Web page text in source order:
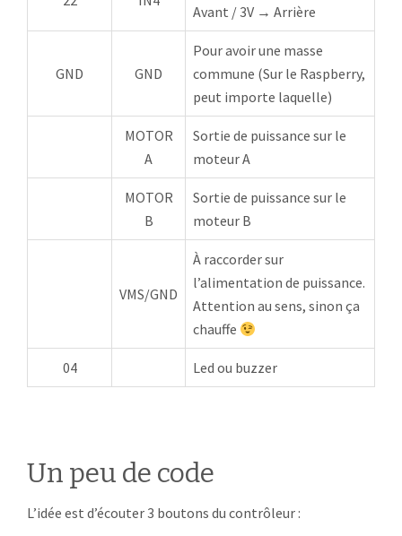
Avant / 3V → Arrière
GND GND
Pour avoir une masse
commune (Sur le Raspberry,
peut importe laquelle)
MOTOR
A
Sortie de puissance sur le
moteur A
MOTOR
B
Sortie de puissance sur le
moteur B
VMS/GND
À raccorder sur
l’alimentation de puissance.
Attention au sens, sinon ça
chauffe
04 Led ou buzzer
Un peu de code
L’idée est d’écouter 3 boutons du contrôleur :